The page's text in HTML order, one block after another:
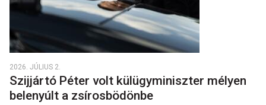
2026. JÚLIUS 2.
Szijjártó Péter volt külügyminiszter mélyen
belenyúlt a zsírosbödönbe